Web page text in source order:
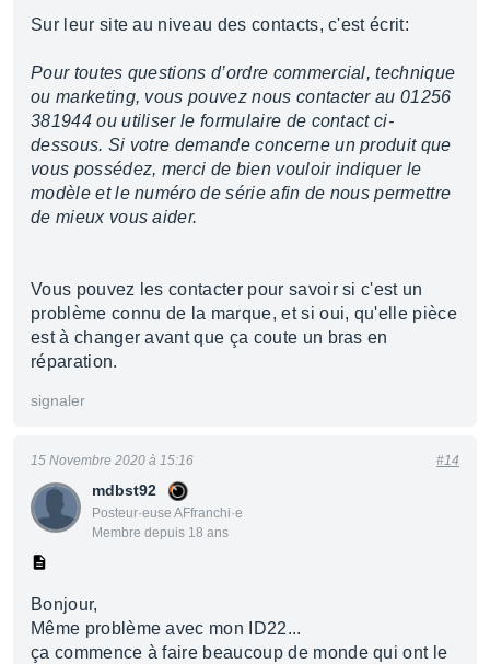
Sur leur site au niveau des contacts, c'est écrit:
Pour toutes questions d’ordre commercial, technique
ou marketing, vous pouvez nous contacter au 01256
381944 ou utiliser le formulaire de contact ci-
dessous. Si votre demande concerne un produit que
vous possédez, merci de bien vouloir indiquer le
modèle et le numéro de série afin de nous permettre
de mieux vous aider.
Vous pouvez les contacter pour savoir si c'est un
problème connu de la marque, et si oui, qu'elle pièce
est à changer avant que ça coute un bras en
réparation.
signaler
mdbst92
Posteur·euse AFfranchi·e
Membre depuis 18 ans
15 Novembre 2020 à 15:16 #14
Bonjour,
Même problème avec mon ID22...
ça commence à faire beaucoup de monde qui ont le